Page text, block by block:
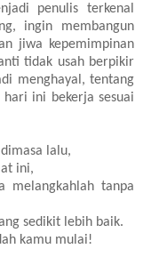
penulis terkenal
ingin membangun
jiwa kepemimpinan
tidak usah berpikir
menghayal, tentang
ini bekerja sesuai
lalu,
ini,
melangkahlah tanpa
sedikit lebih baik.
kamu mulai!